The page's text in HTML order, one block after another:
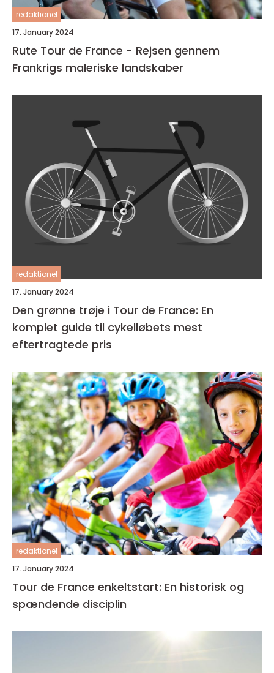
redaktionel
17. January 2024
Rute Tour de France - Rejsen gennem
Frankrigs maleriske landskaber
redaktionel
17. January 2024
Den grønne trøje i Tour de France: En
komplet guide til cykelløbets mest
eftertragtede pris
redaktionel
17. January 2024
Tour de France enkeltstart: En historisk og
spændende disciplin